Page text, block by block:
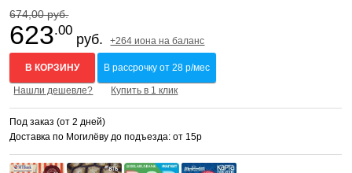
674,00 руб.
623.00
руб. +264 иона на баланс
В КОРЗИНУ В рассрочку от 28 р/мес
Нашли дешевле? Купить в 1 клик
Под заказ (от 2 дней)
Доставка по Могилёву до подъезда: от 15р